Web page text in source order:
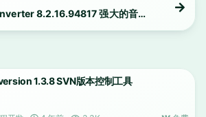
8.2.16.94817 强大的音频
1.3.8 SVN版本控制工具